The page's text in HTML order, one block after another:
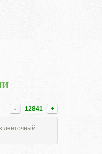
- 12841 +
ленточный